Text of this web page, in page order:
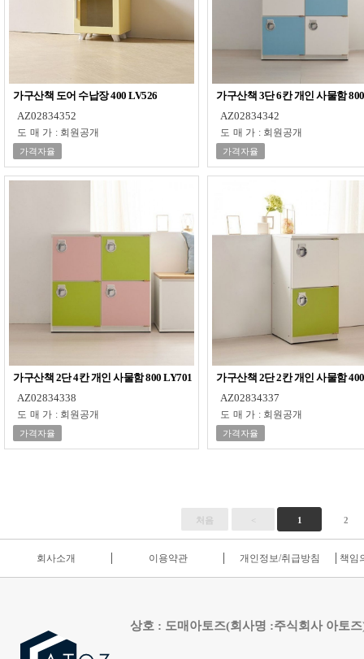
가구산책 도어 수납장 400 LV526
AZ02834352
도매가 : 회원공개
가격자율
가구산책 3단 6칸 개인 사물함
AZ02834342
도매가 : 회원공개
가격자율
가구산책 2단 4칸 개인 사물함 800 LY701
AZ02834338
도매가 : 회원공개
가격자율
가구산책 2단 2칸 개인 사물함
AZ02834337
도매가 : 회원공개
가격자율
처음 < 1 2
회사소개 이용약관 개인정보/취급방침 책임
상호 : 도매아토즈(회사명 :주식회사 아토